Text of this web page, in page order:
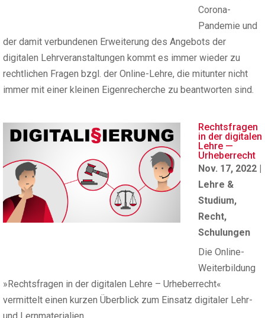
Corona-
Pandemie und
der damit verbundenen Erweiterung des Angebots der
digitalen Lehrveranstaltungen kommt es immer wieder zu
rechtlichen Fragen bzgl. der Online-Lehre, die mitunter nicht
immer mit einer kleinen Eigenrecherche zu beantworten sind.
Rechtsfragen
in der digitalen
Lehre —
Urheberrecht
Nov. 17, 2022 |
Lehre &
Studium,
Recht,
Schulungen
Die Online-
Weiterbildung
»Rechtsfragen in der digitalen Lehre – Urheberrecht«
vermittelt einen kurzen Überblick zum Einsatz digitaler Lehr-